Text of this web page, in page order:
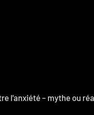
l'anxiété – mythe ou